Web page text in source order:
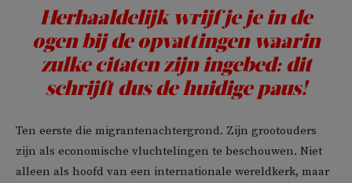
Herhaaldelijk wrijf je je in de
ogen bij de opvattingen waarin
zulke citaten zijn ingebed: dit
schrijft dus de huidige paus!
Ten eerste die migrantenachtergrond. Zijn grootouders
zijn als economische vluchtelingen te beschouwen. Niet
alleen als hoofd van een internationale wereldkerk, maar